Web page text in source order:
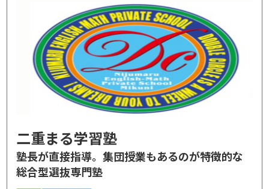
二重まる学習塾
塾長が直接指導。集団授業もあるのが特徴的な
総合型選抜専門塾